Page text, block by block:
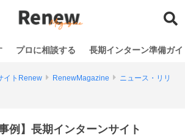
プロに相談する 長期インターン準備ガイ
イトRenew RenewMagazine
ニュース・リリ
例】長期インターンサイト